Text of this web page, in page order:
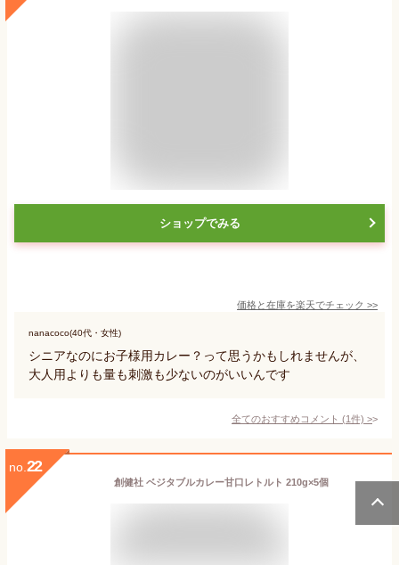
ショップでみる
価格と在庫を楽天でチェック >>
nanacoco(40代・女性)
シニアなのにお子様用カレー？って思うかもしれませんが、
大人用よりも量も刺激も少ないのがいいんです
全てのおすすめコメント (1件) >
no. 22
創健社 ベジタブルカレー甘口レトルト 210g×5個